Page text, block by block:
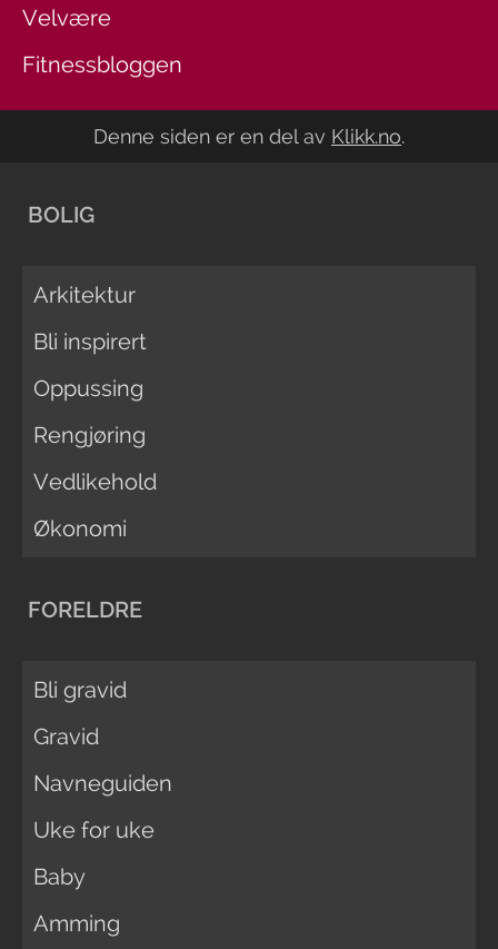
Velvære
Fitnessbloggen
Denne siden er en del av Klikk.no.
BOLIG
Arkitektur
Bli inspirert
Oppussing
Rengjøring
Vedlikehold
Økonomi
FORELDRE
Bli gravid
Gravid
Navneguiden
Uke for uke
Baby
Amming